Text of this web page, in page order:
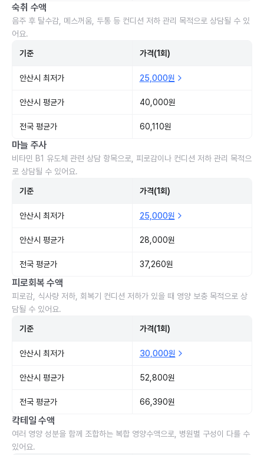
숙취 수액
음주 후 탈수감, 메스꺼움, 두통 등 컨디션 저하 관리 목적으로 상담될 수 있
어요.
기준 가격(1회)
안산시 최저가 25,000원
안산시 평균가 40,000원
전국 평균가 60,110원
마늘 주사
비타민 B1 유도체 관련 상담 항목으로, 피로감이나 컨디션 저하 관리 목적으
로 상담될 수 있어요.
기준 가격(1회)
안산시 최저가 25,000원
안산시 평균가 28,000원
전국 평균가 37,260원
피로회복 수액
피로감, 식사량 저하, 회복기 컨디션 저하가 있을 때 영양 보충 목적으로 상
담될 수 있어요.
기준 가격(1회)
안산시 최저가 30,000원
안산시 평균가 52,800원
전국 평균가 66,390원
칵테일 수액
여러 영양 성분을 함께 조합하는 복합 영양수액으로, 병원별 구성이 다를 수
있어요.